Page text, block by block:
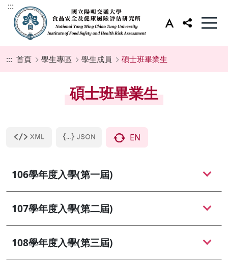
:::
::: 首頁 學生專區 學生成員 碩士班畢業生
碩士班畢業生
EN
106學年度入學(第一屆)
107學年度入學(第二屆)
108學年度入學(第三屆)